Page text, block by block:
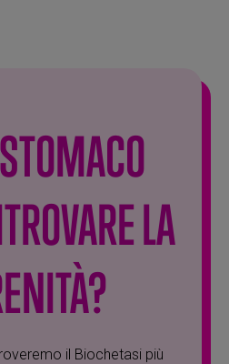
LA
il Biochetasi più